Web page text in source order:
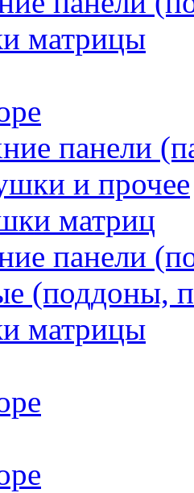
матрицы
панели
и прочее
матриц
панели
(поддоны,
матрицы